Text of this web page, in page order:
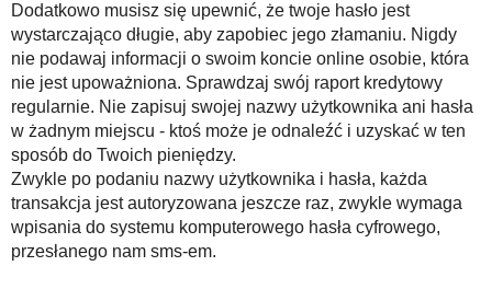
Dodatkowo musisz się upewnić, że twoje hasło jest
wystarczająco długie, aby zapobiec jego złamaniu. Nigdy
nie podawaj informacji o swoim koncie online osobie, która
nie jest upoważniona. Sprawdzaj swój raport kredytowy
regularnie. Nie zapisuj swojej nazwy użytkownika ani hasła
w żadnym miejscu - ktoś może je odnaleźć i uzyskać w ten
sposób do Twoich pieniędzy.
Zwykle po podaniu nazwy użytkownika i hasła, każda
transakcja jest autoryzowana jeszcze raz, zwykle wymaga
wpisania do systemu komputerowego hasła cyfrowego,
przesłanego nam sms-em.